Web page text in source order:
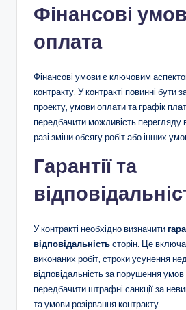
Фінансові
оплата
Фінансові умови є ключовим
контракту. У контракті повинні бути
проекту, умови оплати та графік
передбачити можливість перегляду
разі зміни обсягу робіт або інших
Гарантії та
У контракті необхідно визначити
відповідальністьсторін. Це
виконаних робіт, строки усунення
відповідальність за порушення
передбачити штрафні санкції за
та умови розірвання контракту.